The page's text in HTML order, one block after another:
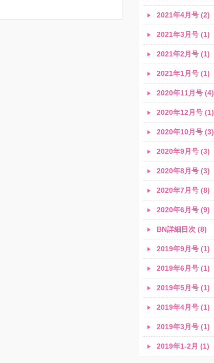
2021年4月号 (2)
2021年3月号 (1)
2021年2月号 (1)
2021年1月号 (1)
2020年11月号 (4)
2020年12月号 (1)
2020年10月号 (3)
2020年9月号 (3)
2020年8月号 (3)
2020年7月号 (8)
2020年6月号 (9)
BN詳細目次 (8)
2019年9月号 (1)
2019年6月号 (1)
2019年5月号 (1)
2019年4月号 (1)
2019年3月号 (1)
2019年1-2月 (1)